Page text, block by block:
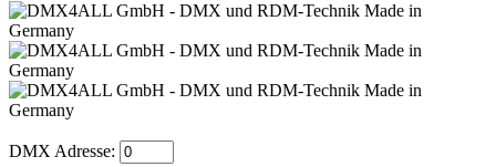
DMX Adresse: